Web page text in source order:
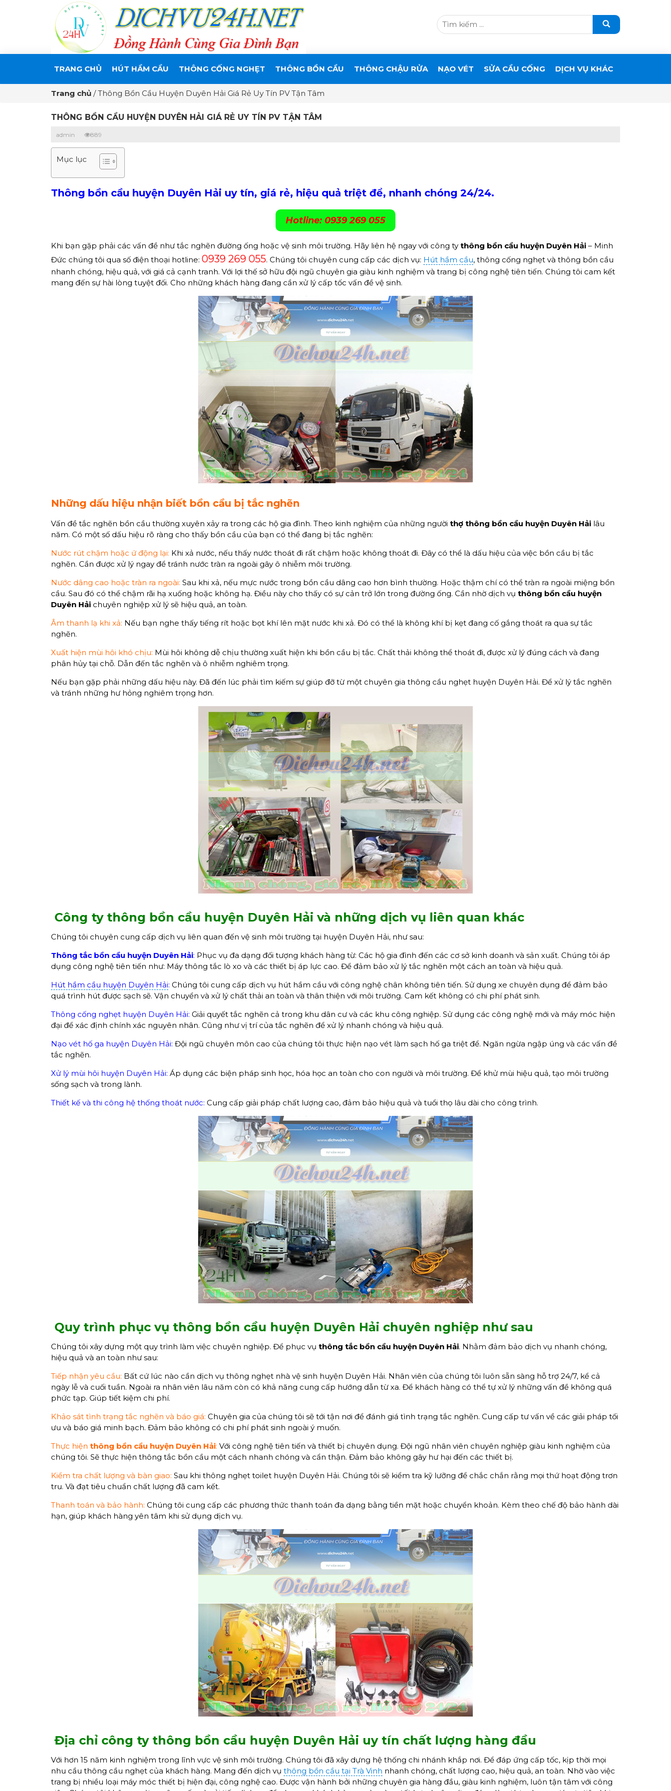
TRANG CHỦ HÚT HẦM CẦU THÔNG CỐNG NGHẸT THÔNG BỒN CẦU THÔNG CHẬU RỬA NẠO VÉT SỬA CẦU CỐNG DỊCH VỤ KHÁC
Trang chủ /Thông Bồn Cầu Huyện Duyên Hải Giá Rẻ Uy Tín PV Tận Tâm
THÔNG BỒN CẦU HUYỆN DUYÊN HẢI GIÁ RẺ UY TÍN PV TẬN TÂM
admin 889
Mục lục
Thông bồn cầu huyện Duyên Hải uy tín, giá rẻ, hiệu quả triệt để, nhanh chóng 24/24.
Hotline: 0939 269 055
Khi bạn gặp phải các vấn đề như tắc nghẽn đường ống hoặc vệ sinh môi trường. Hãy liên hệ ngay với công ty thông bồn cầu huyện Duyên Hải – Minh
Đức chúng tôi qua số điện thoại hotline: 0939 269 055. Chúng tôi chuyên cung cấp các dịch vụ: Hút hầm cầu, thông cống nghẹt và thông bồn cầu
nhanh chóng, hiệu quả, với giá cả cạnh tranh. Với lợi thế sở hữu đội ngũ chuyên gia giàu kinh nghiệm và trang bị công nghệ tiên tiến. Chúng tôi cam kết
mang đến sự hài lòng tuyệt đối. Cho những khách hàng đang cần xử lý cấp tốc vấn đề vệ sinh.
Những dấu hiệu nhận biết bồn cầu bị tắc nghẽn
Vấn đề tắc nghẽn bồn cầu thường xuyên xảy ra trong các hộ gia đình. Theo kinh nghiệm của những người thợ thông bồn cầu huyện Duyên Hải lâu
năm. Có một số dấu hiệu rõ ràng cho thấy bồn cầu của bạn có thể đang bị tắc nghẽn:
Nước rút chậm hoặc ứ động lại: Khi xả nước, nếu thấy nước thoát đi rất chậm hoặc không thoát đi. Đây có thể là dấu hiệu của việc bồn cầu bị tắc
nghẽn. Cần được xử lý ngay để tránh nước tràn ra ngoài gây ô nhiễm môi trường.
Nước dâng cao hoặc tràn ra ngoài: Sau khi xả, nếu mực nước trong bồn cầu dâng cao hơn bình thường. Hoặc thậm chí có thể tràn ra ngoài miệng bồn
cầu. Sau đó có thể chậm rãi hạ xuống hoặc không hạ. Điều này cho thấy có sự cản trở lớn trong đường ống. Cần nhờ dịch vụ thông bồn cầu huyện
Duyên Hải chuyên nghiệp xử lý sẽ hiệu quả, an toàn.
Âm thanh lạ khi xả: Nếu bạn nghe thấy tiếng rít hoặc bọt khí lên mặt nước khi xả. Đó có thể là không khí bị kẹt đang cố gắng thoát ra qua sự tắc
nghẽn.
Xuất hiện mùi hôi khó chịu: Mùi hôi không dễ chịu thường xuất hiện khi bồn cầu bị tắc. Chất thải không thể thoát đi, được xử lý đúng cách và đang
phân hủy tại chỗ. Dẫn đến tắc nghẽn và ô nhiễm nghiêm trọng.
Nếu bạn gặp phải những dấu hiệu này. Đã đến lúc phải tìm kiếm sự giúp đỡ từ một chuyên gia thông cầu nghẹt huyện Duyên Hải. Để xử lý tắc nghẽn
và tránh những hư hỏng nghiêm trọng hơn.
Công ty thông bồn cầu huyện Duyên Hải và những dịch vụ liên quan khác
Chúng tôi chuyên cung cấp dịch vụ liên quan đến vệ sinh môi trường tại huyện Duyên Hải, như sau:
Thông tắc bồn cầu huyện Duyên Hải: Phục vụ đa dạng đối tượng khách hàng từ: Các hộ gia đình đến các cơ sở kinh doanh và sản xuất. Chúng tôi áp
dụng công nghệ tiên tiến như: Máy thông tắc lò xo và các thiết bị áp lực cao. Để đảm bảo xử lý tắc nghẽn một cách an toàn và hiệu quả.
Hút hầm cầu huyện Duyên Hải: Chúng tôi cung cấp dịch vụ hút hầm cầu với công nghệ chân không tiên tiến. Sử dụng xe chuyên dụng để đảm bảo
quá trình hút được sạch sẽ. Vận chuyển và xử lý chất thải an toàn và thân thiện với môi trường. Cam kết không có chi phí phát sinh.
Thông cống nghẹt huyện Duyên Hải: Giải quyết tắc nghẽn cả trong khu dân cư và các khu công nghiệp. Sử dụng các công nghệ mới và máy móc hiện
đại để xác định chính xác nguyên nhân. Cũng như vị trí của tắc nghẽn để xử lý nhanh chóng và hiệu quả.
Nạo vét hố ga huyện Duyên Hải: Đội ngũ chuyên môn cao của chúng tôi thực hiện nạo vét làm sạch hố ga triệt để. Ngăn ngừa ngập úng và các vấn đề
tắc nghẽn.
Xử lý mùi hôi huyện Duyên Hải: Áp dụng các biện pháp sinh học, hóa học an toàn cho con người và môi trường. Để khử mùi hiệu quả, tạo môi trường
sống sạch và trong lành.
Thiết kế và thi công hệ thống thoát nước: Cung cấp giải pháp chất lượng cao, đảm bảo hiệu quả và tuổi thọ lâu dài cho công trình.
Quy trình phục vụ thông bồn cầu huyện Duyên Hải chuyên nghiệp như sau
Chúng tôi xây dựng một quy trình làm việc chuyên nghiệp. Để phục vụ thông tắc bồn cầu huyện Duyên Hải. Nhằm đảm bảo dịch vụ nhanh chóng,
hiệu quả và an toàn như sau:
Tiếp nhận yêu cầu: Bất cứ lúc nào cần dịch vụ thông nghẹt nhà vệ sinh huyện Duyên Hải. Nhân viên của chúng tôi luôn sẵn sàng hỗ trợ 24/7, kể cả
ngày lễ và cuối tuần. Ngoài ra nhân viên lâu năm còn có khả năng cung cấp hướng dẫn từ xa. Để khách hàng có thể tự xử lý những vấn đề không quá
phức tạp. Giúp tiết kiệm chi phí.
Khảo sát tình trạng tắc nghẽn và báo giá: Chuyên gia của chúng tôi sẽ tới tận nơi để đánh giá tình trạng tắc nghẽn. Cung cấp tư vấn về các giải pháp tối
ưu và báo giá minh bạch. Đảm bảo không có chi phí phát sinh ngoài ý muốn.
Thực hiện thông bồn cầu huyện Duyên Hải: Với công nghệ tiên tiến và thiết bị chuyên dụng. Đội ngũ nhân viên chuyên nghiệp giàu kinh nghiệm của
chúng tôi. Sẽ thực hiện thông tắc bồn cầu một cách nhanh chóng và cẩn thận. Đảm bảo không gây hư hại đến các thiết bị.
Kiểm tra chất lượng và bàn giao: Sau khi thông nghẹt toilet huyện Duyên Hải. Chúng tôi sẽ kiểm tra kỹ lưỡng để chắc chắn rằng mọi thứ hoạt động trơn
tru. Và đạt tiêu chuẩn chất lượng đã cam kết.
Thanh toán và bảo hành: Chúng tôi cung cấp các phương thức thanh toán đa dạng bằng tiền mặt hoặc chuyển khoản. Kèm theo chế độ bảo hành dài
hạn, giúp khách hàng yên tâm khi sử dụng dịch vụ.
Địa chỉ công ty thông bồn cầu huyện Duyên Hải uy tín chất lượng hàng đầu
Với hơn 15 năm kinh nghiệm trong lĩnh vực vệ sinh môi trường. Chúng tôi đã xây dựng hệ thống chi nhánh khắp nơi. Để đáp ứng cấp tốc, kịp thời mọi
nhu cầu thông cầu nghẹt của khách hàng. Mang đến dịch vụ thông bồn cầu tại Trà Vinh nhanh chóng, chất lượng cao, hiệu quả, an toàn. Nhờ vào việc
trang bị nhiều loại máy móc thiết bị hiện đại, công nghệ cao. Được vận hành bởi những chuyên gia hàng đầu, giàu kinh nghiệm, luôn tận tâm với công